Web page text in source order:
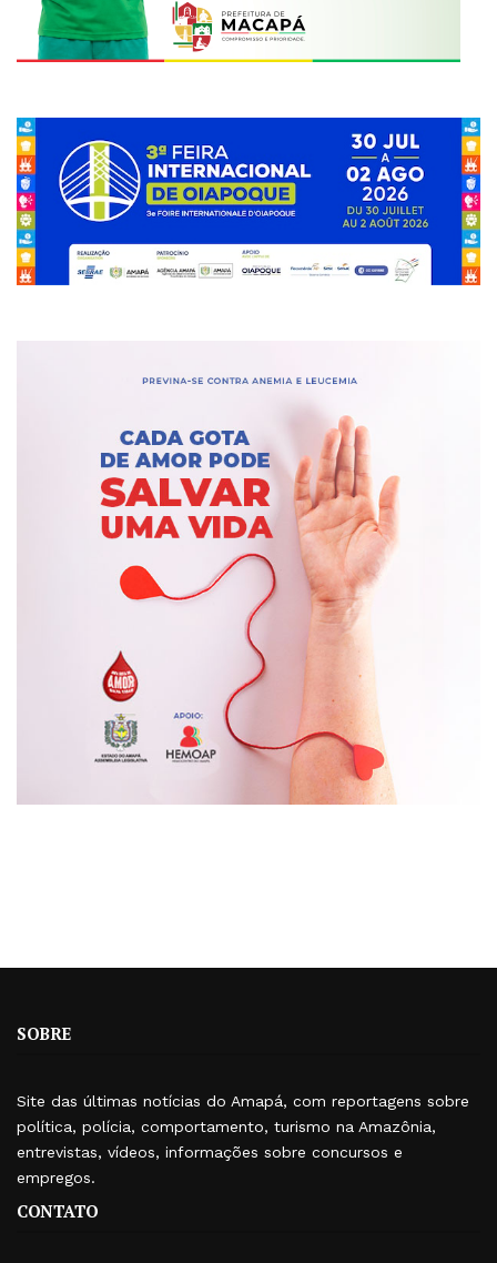
SOBRE
Site das últimas notícias do Amapá, com reportagens sobre
política, polícia, comportamento, turismo na Amazônia,
entrevistas, vídeos, informações sobre concursos e
empregos.
CONTATO